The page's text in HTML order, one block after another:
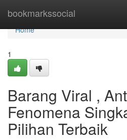
bookmarkssocial
Home
Home
1
Barang Viral ,
Fenomena
Pilihan Terbaik